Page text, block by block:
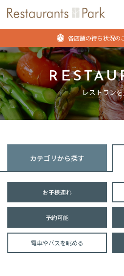
各店舗の待ち状況の
レストラン
カテゴリから探す
お子様連れ
予約可能
電車やバスを眺める